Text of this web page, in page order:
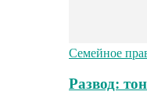
Семейное
Развод: